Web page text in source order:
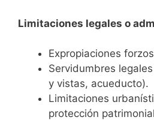
Limitaciones legales o
Expropiaciones
Servidumbres
y vistas, acueducto).
Limitaciones
protección